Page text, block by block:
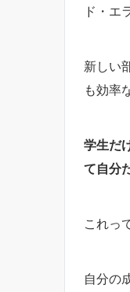
ド・エ
新しい
も効率
学生だ
て自分
これっ
自分の